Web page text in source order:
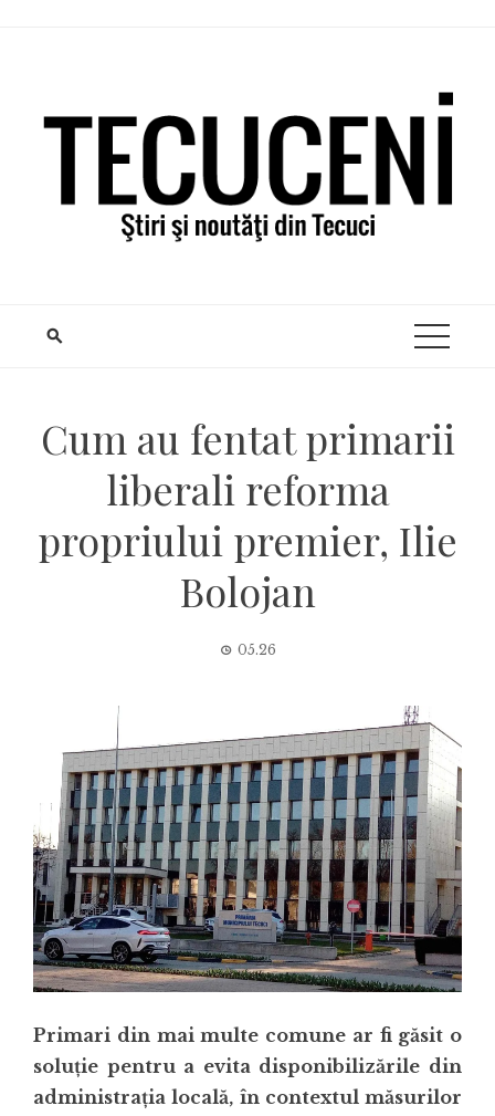
Cum au fentat primarii
liberali reforma
propriului premier, Ilie
Bolojan
05.26
Primari din mai multe comune ar fi găsit o
soluție pentru a evita disponibilizările din
administrația locală, în contextul măsurilor